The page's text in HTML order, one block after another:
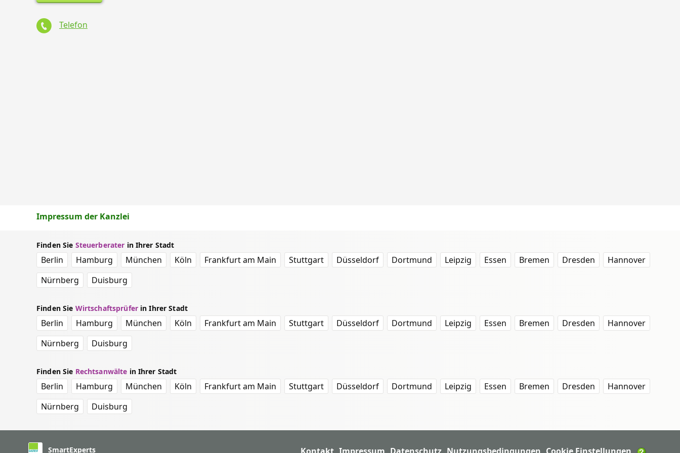
Telefon
Impressum der Kanzlei
Finden Sie Steuerberater in Ihrer Stadt
Berlin Hamburg München Köln Frankfurt am Main Stuttgart Düsseldorf Dortmund Leipzig Essen Bremen Dresden
Hannover
Nürnberg
Duisburg
Finden Sie Wirtschaftsprüferin Ihrer Stadt
Berlin Hamburg München Köln Frankfurt am Main Stuttgart Düsseldorf Dortmund Leipzig Essen Bremen Dresden
Hannover
Nürnberg
Duisburg
Finden Sie Rechtsanwälte in Ihrer Stadt
Berlin Hamburg München Köln Frankfurt am Main Stuttgart Düsseldorf Dortmund Leipzig Essen Bremen Dresden
Hannover
Nürnberg
Duisburg
SmartExperts